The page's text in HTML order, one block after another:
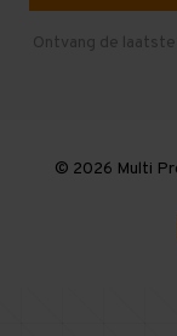
Gebruikte
Ontvang de
© 2026 Multi